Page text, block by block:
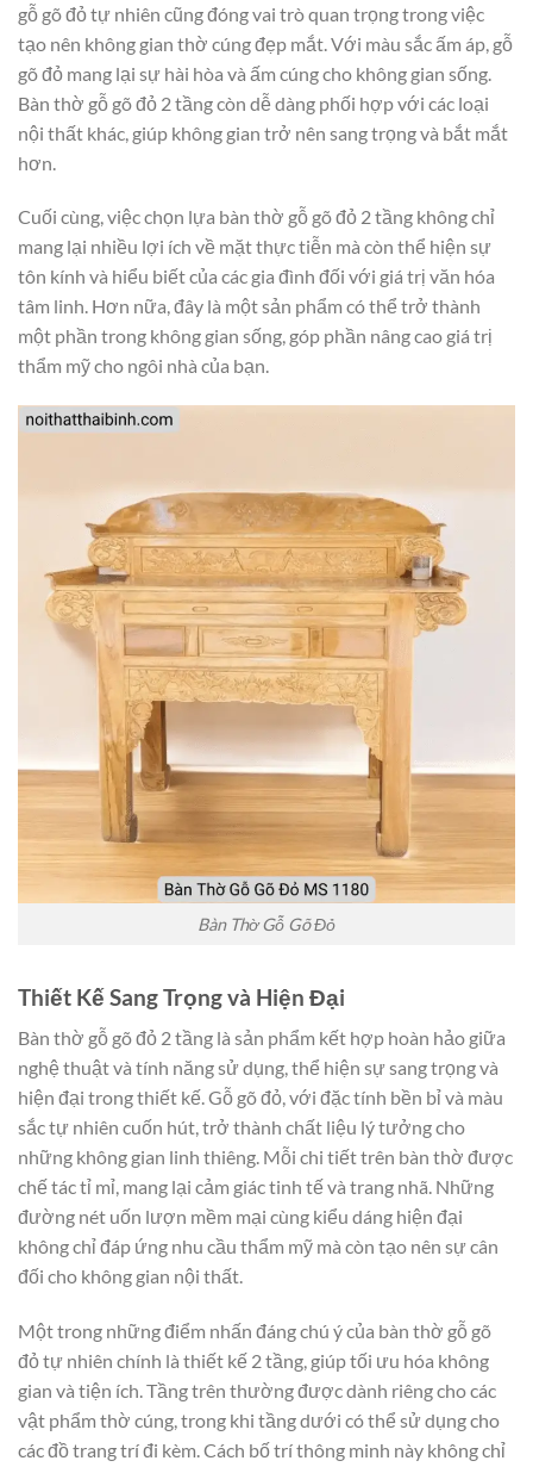
gỗ gõ đỏ tự nhiên cũng đóng vai trò quan trọng trong việc
tạo nên không gian thờ cúng đẹp mắt. Với màu sắc ấm áp, gỗ
gõ đỏ mang lại sự hài hòa và ấm cúng cho không gian sống.
Bàn thờ gỗ gõ đỏ 2 tầng còn dễ dàng phối hợp với các loại
nội thất khác, giúp không gian trở nên sang trọng và bắt mắt
hơn.
Cuối cùng, việc chọn lựa bàn thờ gỗ gõ đỏ 2 tầng không chỉ
mang lại nhiều lợi ích về mặt thực tiễn mà còn thể hiện sự
tôn kính và hiểu biết của các gia đình đối với giá trị văn hóa
tâm linh. Hơn nữa, đây là một sản phẩm có thể trở thành
một phần trong không gian sống, góp phần nâng cao giá trị
thẩm mỹ cho ngôi nhà của bạn.
Bàn Thờ Gỗ Gõ Đỏ
Thiết Kế Sang Trọng và Hiện Đại
Bàn thờ gỗ gõ đỏ 2 tầng là sản phẩm kết hợp hoàn hảo giữa
nghệ thuật và tính năng sử dụng, thể hiện sự sang trọng và
hiện đại trong thiết kế. Gỗ gõ đỏ, với đặc tính bền bỉ và màu
sắc tự nhiên cuốn hút, trở thành chất liệu lý tưởng cho
những không gian linh thiêng. Mỗi chi tiết trên bàn thờ được
chế tác tỉ mỉ, mang lại cảm giác tinh tế và trang nhã. Những
đường nét uốn lượn mềm mại cùng kiểu dáng hiện đại
không chỉ đáp ứng nhu cầu thẩm mỹ mà còn tạo nên sự cân
đối cho không gian nội thất.
Một trong những điểm nhấn đáng chú ý của bàn thờ gỗ gõ
đỏ tự nhiên chính là thiết kế 2 tầng, giúp tối ưu hóa không
gian và tiện ích. Tầng trên thường được dành riêng cho các
vật phẩm thờ cúng, trong khi tầng dưới có thể sử dụng cho
các đồ trang trí đi kèm. Cách bố trí thông minh này không chỉ